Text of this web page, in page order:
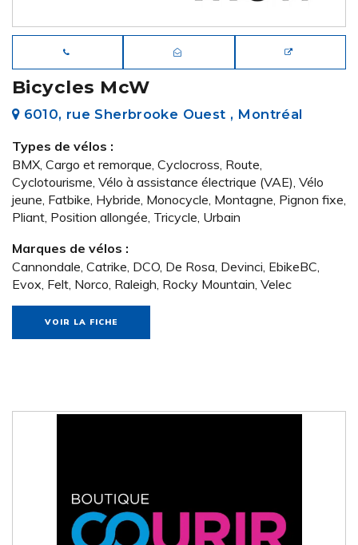
Bicycles McW
6010, rue Sherbrooke Ouest , Montréal
Types de vélos :
BMX, Cargo et remorque, Cyclocross, Route,
Cyclotourisme, Vélo à assistance électrique (VAE), Vélo
jeune, Fatbike, Hybride, Monocycle, Montagne, Pignon fixe,
Pliant, Position allongée, Tricycle, Urbain
Marques de vélos :
Cannondale, Catrike, DCO, De Rosa, Devinci, EbikeBC,
Evox, Felt, Norco, Raleigh, Rocky Mountain, Velec
VOIR LA FICHE